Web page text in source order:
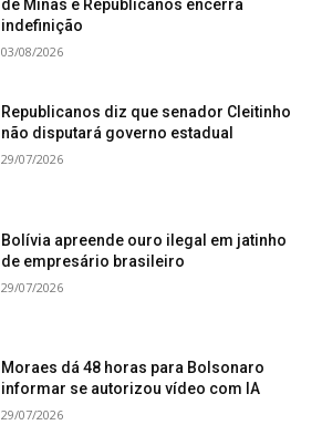
de Minas e Republicanos encerra
indefinição
03/08/2026
Republicanos diz que senador Cleitinho
não disputará governo estadual
29/07/2026
Bolívia apreende ouro ilegal em jatinho
de empresário brasileiro
29/07/2026
Moraes dá 48 horas para Bolsonaro
informar se autorizou vídeo com IA
29/07/2026